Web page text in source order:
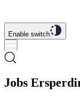
Enable switch
Jobs